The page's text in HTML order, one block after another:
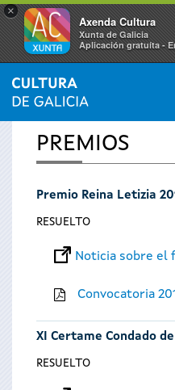
×
Axenda Cultura
Xunta de Galicia
Aplicación gratuíta -
Se
encuentra
usted
INICIO
PREMIOS
Premio Reina Letizia
RESUELTO
Noticia sobre el
Convocatoria
XI Certame Condado
RESUELTO